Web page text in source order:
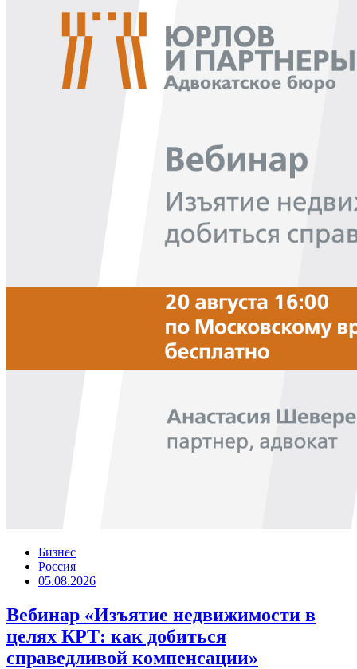
Бизнес
Россия
05.08.2026
Вебинар «Изъятие недвижимости в
целях КРТ: как добиться
справедливой компенсации»